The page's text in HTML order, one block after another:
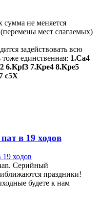
сумма не меняется
мест слагаемых)
задействовать всю
тоже единственная: 1.Сa4
6.Kрf3 7.Kрe4 8.Kрe5
c5Х
в 19 ходов
Серийный
праздники!
будете к нам